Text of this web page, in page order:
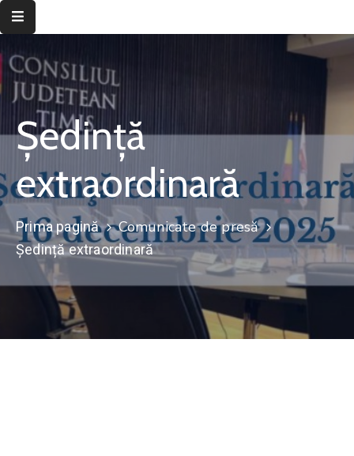
Despre
instituție
Informații
de
interes
public
Transparență
decizională
Integritate
instituțională
Ședință
extraordinară
Prima pagină Comunicate de presă
Ședință extraordinară